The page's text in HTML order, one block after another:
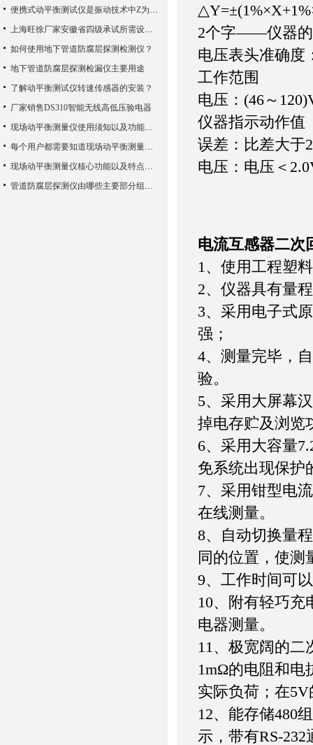
2个字——仪器的
电压表头准确度
工作范围
电压：(46～
仪器指示动作值
误差：比差大于
电压：电压＜
电流互感器二次
1、使用工程塑
2、仪器具有量
3、采用电子式
强；
4、测量完毕，
验。
5、采用大屏幕
掉电存贮及浏览
6、采用大容量
免系统出现保护
7、采用钳型电
在线测量。
8、自动切换量
同的位置，使测
9、工作时间可
10、附有轻巧
电器测量。
11、极宽阔的二
1mΩ的电阻和电
实际负荷；在
12、能存储480
示，带有RS-232
便携式动平衡测试仪是振动技术中Z为理想之工具
上海旺徐厂家安徽省四级承试所需设备配置清单
如何使用地下管道防腐层探测检测仪？
地下管道防腐层探测检漏仪主要用途
了解动平衡测试仪转速传感器的安装？
厂家销售DS310智能无线高低压验电器
现场动平衡测量仪使用须知以及功能特性
每个用户都需要知道现场动平衡测量仪的一些知识
现场动平衡测量仪核心功能以及特点使用方法
管道防腐层探测仪由哪些主要部分组成？